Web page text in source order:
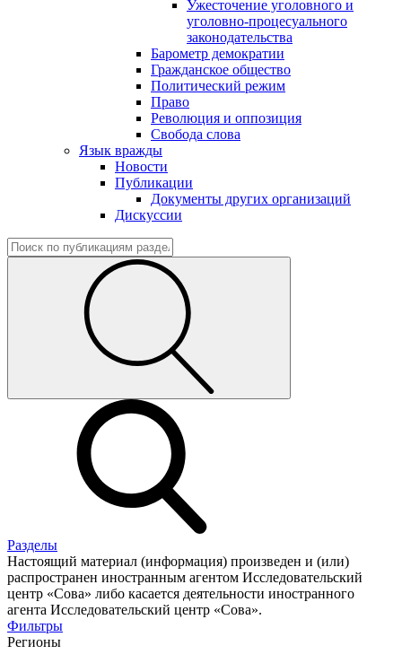
Ужесточение уголовного и
уголовно-процесуального
законодательства
Барометр демократии
Гражданское общество
Политический режим
Право
Революция и оппозиция
Свобода слова
Язык вражды
Новости
Публикации
Документы других организаций
Дискуссии
Разделы
Настоящий материал (информация) произведен и (или)
распространен иностранным агентом Исследовательский
центр «Сова» либо касается деятельности иностранного
агента Исследовательский центр «Сова».
Фильтры
Регионы